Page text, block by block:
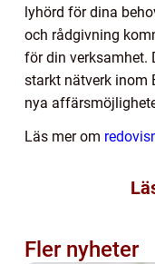
lyhörd för dina
och rådgivning
för din verksamhet.
starkt nätverk inom
nya
Läs mer om
Fler nyheter